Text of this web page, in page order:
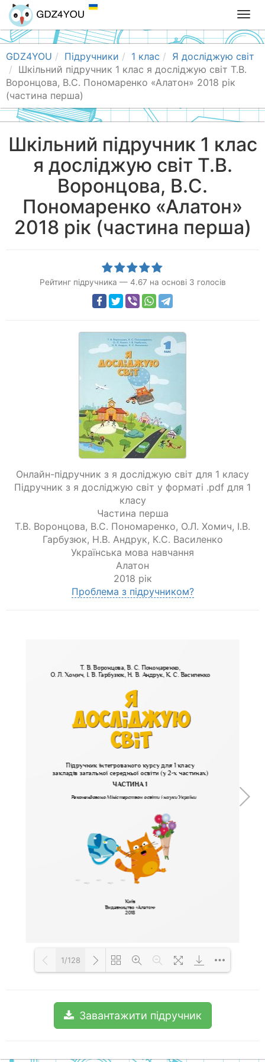
T
o
g
g
l
a
v
g
GDZ4YOU Підручники 1 клас
Я досліджую світ
Шкільний підручник 1 клас я досліджую світ Т.В.
Воронцова, В.С. Пономаренко «Алатон» 2018 рік
(частина перша)
Шкільний підручник 1 клас
я досліджую світ Т.В.
Воронцова, В.С.
Пономаренко «Алатон»
2018 рік (частина перша)
Рейтинг підручника — 4.67 на основі 3 голосів
Онлайн-підручник з я досліджую світ для 1 класу
Підручник з я досліджую світ у форматі .pdf для 1
класу
Частина перша
Т.В. Воронцова, В.С. Пономаренко, О.Л. Хомич, І.В.
Гарбузюк, Н.В. Андрук, К.С. Василенко
Українська мова навчання
Алатон
2018 рік
Проблема з підручником?
1/128
Завантажити підручник